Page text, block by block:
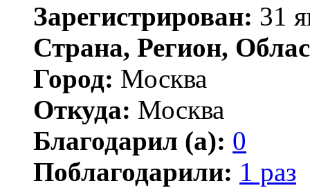
Зарегистрирован: 31
Страна, Регион,
Город: Москва
Откуда: Москва
Благодарил (а): 0
Поблагодарили: 1 раз